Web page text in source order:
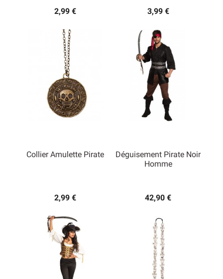
2,99 € 3,99 €
Collier Amulette Pirate
2,99 €
Déguisement Pirate Noir
Homme
42,90 €